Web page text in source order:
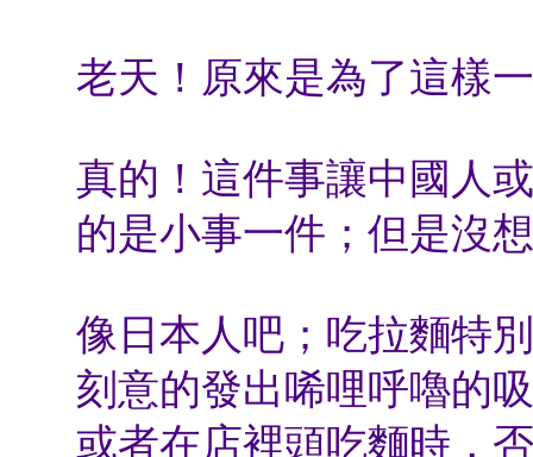
老天！原來是為了這樣
真的！這件事讓中國人
的是小事一件；但是沒
像日本人吧；吃拉麵特
刻意的發出唏哩呼嚕的
或者在店裡頭吃麵時，